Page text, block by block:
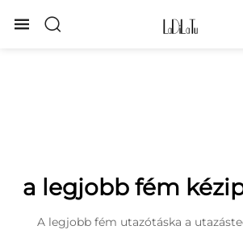
a legjobb fém
A legjobb fém utazótáska a